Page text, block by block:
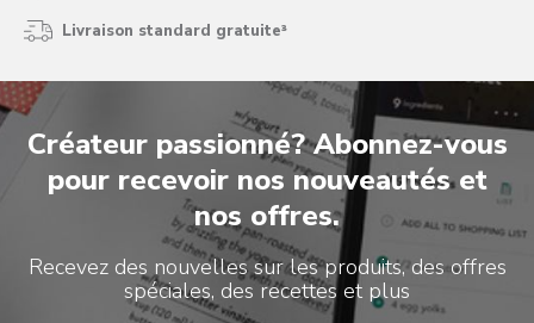
Livraison standard gratuite³
Créateur passionné? Abonnez-vous
pour recevoir nos nouveautés et
nos offres.
Recevez des nouvelles sur les produits, des offres
spéciales, des recettes et plus